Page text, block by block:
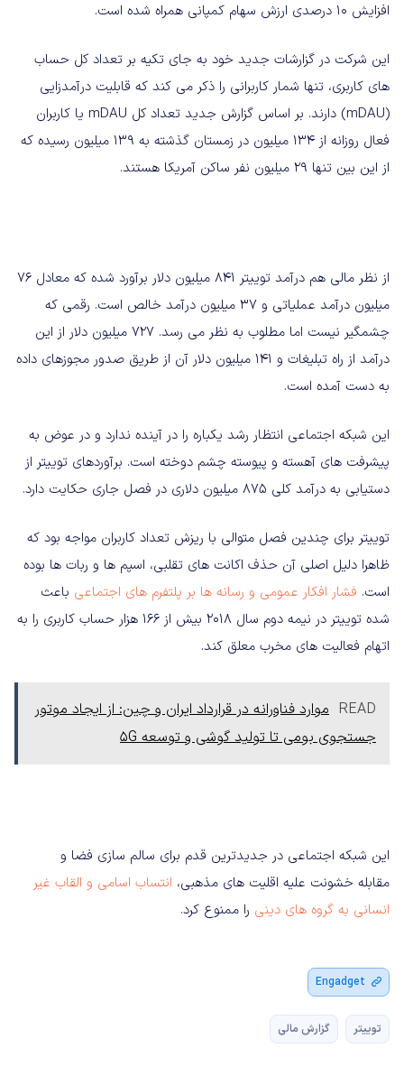
افزایش ۱۰ درصدی ارزش سهام کمپانی همراه شده است.
این شرکت در گزارشات جدید خود به جای تکیه بر تعداد کل حساب
های کاربری، تنها شمار کاربرانی را ذکر می کند که قابلیت درآمدزایی
(mDAU) دارند. بر اساس گزارش جدید تعداد کل mDAU یا کاربران
فعال روزانه از ۱۳۴ میلیون در زمستان گذشته به ۱۳۹ میلیون رسیده که
از این بین تنها ۲۹ میلیون نفر ساکن آمریکا هستند.
از نظر مالی هم درآمد توییتر ۸۴۱ میلیون دلار برآورد شده که معادل ۷۶
میلیون درآمد عملیاتی و ۳۷ میلیون درآمد خالص است. رقمی که
چشمگیر نیست اما مطلوب به نظر می رسد. ۷۲۷ میلیون دلار از این
درآمد از راه تبلیغات و ۱۴۱ میلیون دلار آن از طریق صدور مجوزهای داده
به دست آمده است.
این شبکه اجتماعی انتظار رشد یکباره را در آینده ندارد و در عوض به
پیشرفت های آهسته و پیوسته چشم دوخته است. برآوردهای توییتر از
دستیابی به درآمد کلی ۸۷۵ میلیون دلاری در فصل جاری حکایت دارد.
توییتر برای چندین فصل متوالی با ریزش تعداد کاربران مواجه بود که
ظاهرا دلیل اصلی آن حذف اکانت های تقلبی، اسپم ها و ربات ها بوده
است. فشار افکار عمومی و رسانه ها بر پلتفرم های اجتماعی باعث
شده توییتر در نیمه دوم سال ۲۰۱۸ بیش از ۱۶۶ هزار حساب کاربری را به
اتهام فعالیت های مخرب معلق کند.
READ موارد فناورانه در قرارداد ایران و چین: از ایجاد موتور
جستجوی بومی تا تولید گوشی و توسعه 5G
این شبکه اجتماعی در جدیدترین قدم برای سالم سازی فضا و
مقابله خشونت علیه اقلیت های مذهبی، انتساب اسامی و القاب غیر
انسانی به گروه ‌های دینی را ممنوع کرد.
Engadget
توییتر گزارش مالی